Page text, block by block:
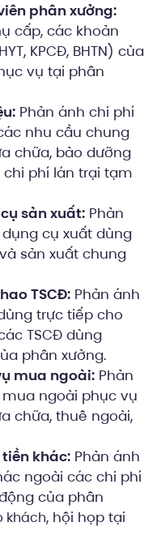
phân xưởng:
cấp, các khoản
KPCĐ, BHTN) của
vụ tại phân
Phản ánh chi phí
nhu cầu chung
chữa, bảo dưỡng
chi phí lán trại tạm
sản xuất: Phản
cụ xuất dùng
sản xuất chung
TSCĐ: Phản ánh
trực tiếp cho
TSCĐ dùng
phân xưởng.
mua ngoài: Phản
ngoài phục vụ
chữa, thuê ngoài,
khác: Phản ánh
ngoài các chi phí
của phân
khách, hội họp tại